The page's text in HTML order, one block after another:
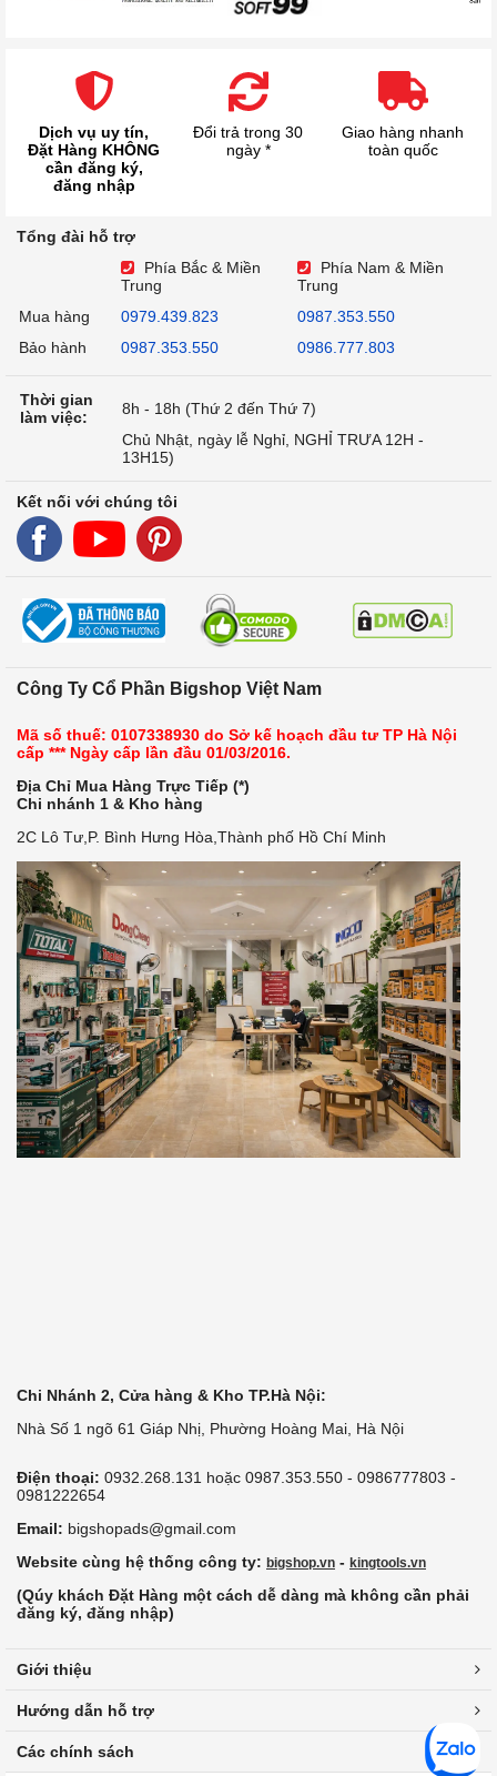
Dịch vụ uy tín,
Đặt Hàng KHÔNG
cần đăng ký,
đăng nhập
Đổi trả trong 30
ngày *
Giao hàng nhanh
toàn quốc
Tổng đài hỗ trợ
Phía Bắc & Miền
Trung
Phía Nam & Miền
Trung
Mua hàng
0979.439.823
0987.353.550
Bảo hành
0987.353.550 0986.777.803
Thời gian
làm việc:
8h - 18h (Thứ 2 đến Thứ 7)
Chủ Nhật, ngày lễ Nghỉ, NGHỈ TRƯA 12H -
13H15)
Kết nối với chúng tôi
Công Ty Cổ Phần Bigshop Việt Nam
Mã số thuế: 0107338930 do Sở kế hoạch đầu tư TP Hà Nội
cấp *** Ngày cấp lần đầu 01/03/2016.
Địa Chỉ Mua Hàng Trực Tiếp (*)
Chi nhánh 1 & Kho hàng
2C Lô Tư,P. Bình Hưng Hòa,Thành phố Hồ Chí Minh
Chi Nhánh 2, Cửa hàng & Kho TP.Hà Nội:
Nhà Số 1 ngõ 61 Giáp Nhị, Phường Hoàng Mai, Hà Nội
Điện thoại: 0932.268.131 hoặc 0987.353.550 - 0986777803 -
0981222654
Email: bigshopads@gmail.com
Website cùng hệ thống công ty: bigshop.vn - kingtools.vn
(Qúy khách Đặt Hàng một cách dễ dàng mà không cần phải
đăng ký, đăng nhập)
Giới thiệu
Hướng dẫn hỗ trợ
Các chính sách